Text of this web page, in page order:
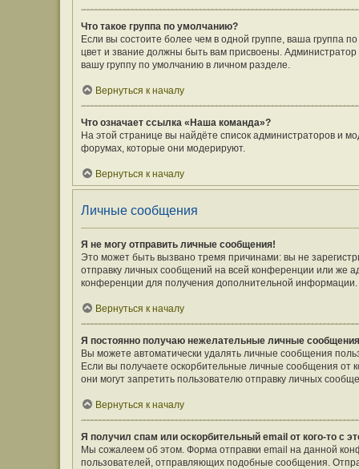
Что такое группа по умолчанию?
Если вы состоите более чем в одной группе, ваша группа
цвет и звание должны быть вам присвоены.
вашу группу по умолчанию в личном разделе.
Вернуться к началу
Что означает ссылка «Наша команда»?
На этой странице вы найдёте список администраторов и
форумах, которые они модерируют.
Вернуться к началу
Личные сообщения
Я не могу отправить личные сообщения!
Это может быть вызвано тремя причинами: вы не
отправку личных сообщений на всей конференции или же
конференции для получения дополнительной информации.
Вернуться к началу
Я постоянно получаю нежелательные личные
Вы можете автоматически удалять личные сообщения
Если вы получаете оскорбительные личные сообщения от
они могут запретить пользователю отправку личных
Вернуться к началу
Я получил спам или оскорбительный email от кого-то с
Мы сожалеем об этом. Форма отправки email на данной
пользователей, отправляющих подобные сообщения.